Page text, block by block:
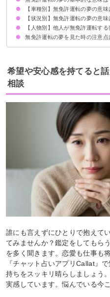
周囲に言えない秘密を隠している
よく見る場合は不安の強さを暗示
状況によって意味が決まる
【車種別】無免許運転の夢の意味
車を無免許運転する夢【警告夢】
バイクを無免許運転する夢【警告
トラックを無免許運転する夢【凶
【状況別】無免許運転の夢の意味
無免許運転で事故にあう夢【警
無免許運転で警察に捕まる夢【
無免許運転の助手席に乗る夢【
無免許運転でスピード違反する
無免許運転でひき逃げする夢【
無免許運転で逆走する夢【凶夢】
無免許運転で道に迷う夢【凶夢】
運転経験がなくて無免許運転す
免許証の期限切れで無免許運転す
無免許運転で人をひく夢【警告
盗んだ車で無免許運転する夢【
免停中に無免許運転する夢【警
高速道路で無免許運転する夢【
【人物別】他人が無免許運転する
友達が無免許運転の夢【警告夢】
家族が無免許運転の夢【不安夢】
恋人が無免許運転の夢【警告夢】
兄弟や姉妹が無免許運転の夢【警
知らない人が無免許運転の夢【凶
子供が無免許運転の夢【警告夢】
無免許運転の夢を見た時の注意点
信頼できる人に打ち明けてみる
吉夢なら話さず警告夢や凶夢は
希望や安心感を持てると
相談
誰にも言えずにひとりで抱えて
てみませんか？鑑定をしてもら
を多く聞きます。恋愛も仕事も
『チャット占いアプリCallat』
持ちをスッキリ晴らしましょう
実感しています。悩んでいる今